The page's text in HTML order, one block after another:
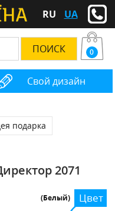
RU UA
Свой дизайн
0
подарка
2071
Цвет
(Белый)